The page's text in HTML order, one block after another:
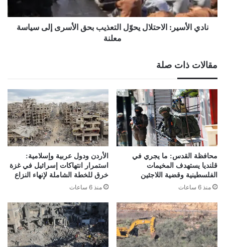
إلى
سياسة
معلنةنادي الأسير: الاحتلال يحوّل التعذيب بحق الأسرى إلى سياسة
معلنة
مقالات ذات صلة
محافظة القدس: ما يجري في
قلنديا يستهدف المخيمات
الفلسطينية وقضية اللاجئين
منذ 6 ساعات
الأردن ودول عربية وإسلامية:
استمرار انتهاكات إسرائيل في غزة
خرق للخطة الشاملة لإنهاء النزاع
منذ 6 ساعات